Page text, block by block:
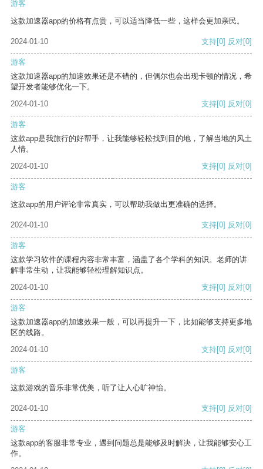
游客
这款加速器app的价格有点贵，可以适当降低一些，这样会更加亲民。
2024-01-10 支持[0] 反对[0]
游客
这款加速器app的加速效果还是不错的，但偶尔也会出现卡顿的情况，希
望开发者能够优化一下。
2024-01-10
支持[0] 反对[0]
游客
这款app是我旅行的好帮手，让我能够轻松找到目的地，了解当地的风土
人情。
2024-01-10
支持[0] 反对[0]
游客
这款app的用户评论非常真实，可以帮助我做出更准确的选择。
2024-01-10 支持[0] 反对[0]
游客
这款学习软件的课程内容非常丰富，涵盖了各个学科的知识。老师的讲
解非常生动，让我能够轻松理解知识点。
2024-01-10
支持[0] 反对[0]
游客
这款加速器app的加速效果一般，可以再提升一下，比如能够支持更多地
区的线路。
2024-01-10
支持[0] 反对[0]
游客
这款游戏的音乐非常优美，听了让人心旷神怡。
2024-01-10 支持[0] 反对[0]
游客
这款app的客服非常专业，遇到问题总是能够及时解决，让我能够安心工
作。